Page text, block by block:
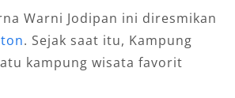
Warni Jodipan ini diresmikan
. Sejak saat itu, Kampung
kampung wisata favorit